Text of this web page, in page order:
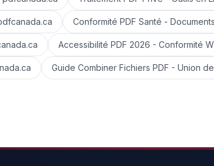
Conformité PDF Santé -
Accessibilité PDF 2026 - Conformité
Guide Combiner Fichiers PDF - Union